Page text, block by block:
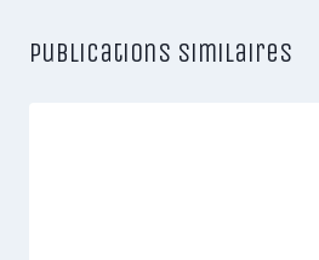
Publications similaires